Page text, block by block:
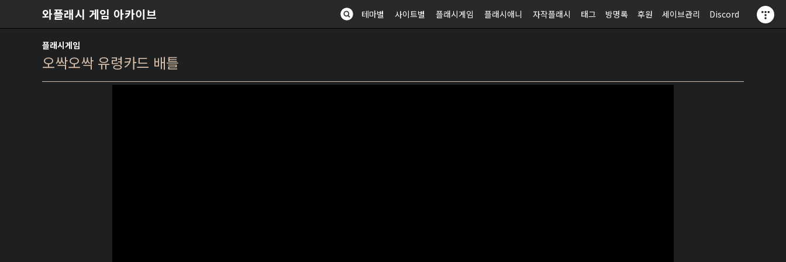
와플래시 게임 아카이브 테마별 사이트별 플래시게임 플래시애니 자작플래시 태그 방명록 후원 세이브관리 Discord
플래시게임
오싹오싹 유령카드 배틀